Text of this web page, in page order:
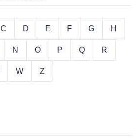
C D E F G H
N O P Q R
W Z